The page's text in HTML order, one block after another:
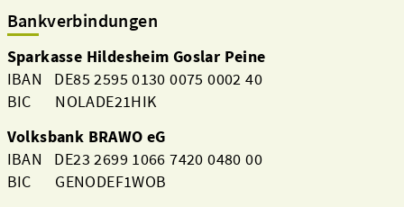
Bankverbindungen
Sparkasse Hildesheim Goslar Peine
IBAN DE85 2595 0130 0075 0002 40
BIC NOLADE21HIK
Volksbank BRAWO eG
IBAN DE23 2699 1066 7420 0480 00
BIC GENODEF1WOB